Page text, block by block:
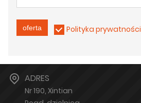
oferta Polityka prywatności
ADRES
Nr 190, Xintian